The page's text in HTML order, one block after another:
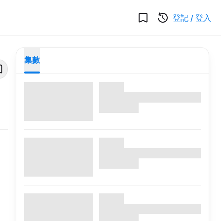
登記 / 登入
集數